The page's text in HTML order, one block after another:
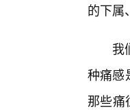
的下属
我
种痛感
那些痛